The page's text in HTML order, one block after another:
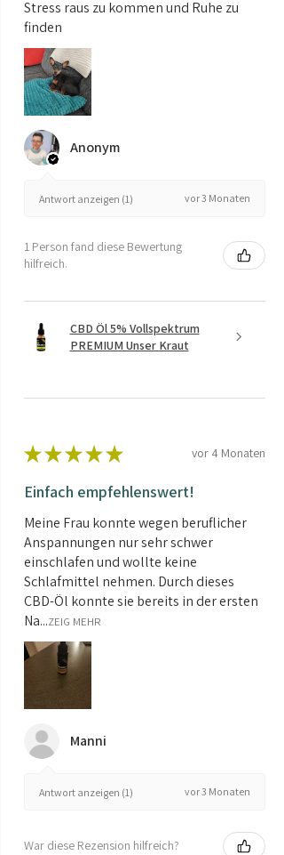
Coenzym Q-10
Heidelbeer
Fruchtextrakt
davon
Anthocyanidine
Staudenknöterich
davon Trans-
Fruchtsaftkonzentrat
Traubenkernextrakt 200 mg -
davon Polyphenole 190 mg
davon OPC 120 mg
Stress raus zu kommen und Ruhe zu
finden
Anonym
Antwort anzeigen (1) vor 3 Monaten
1 Person fand diese Bewertung
hilfreich.
CBD Öl 5% Vollspektrum
PREMIUM Unser Kraut
★ ★ ★ ★ ★ vor 4 Monaten
Einfach empfehlenswert!
Meine Frau konnte wegen beruflicher
Anspannungen nur sehr schwer
einschlafen und wollte keine
Schlafmittel nehmen. Durch dieses
CBD-Öl konnte sie bereits in der ersten
Na...ZEIG MEHR
Manni
Antwort anzeigen (1) vor 3 Monaten
War diese Rezension hilfreich?